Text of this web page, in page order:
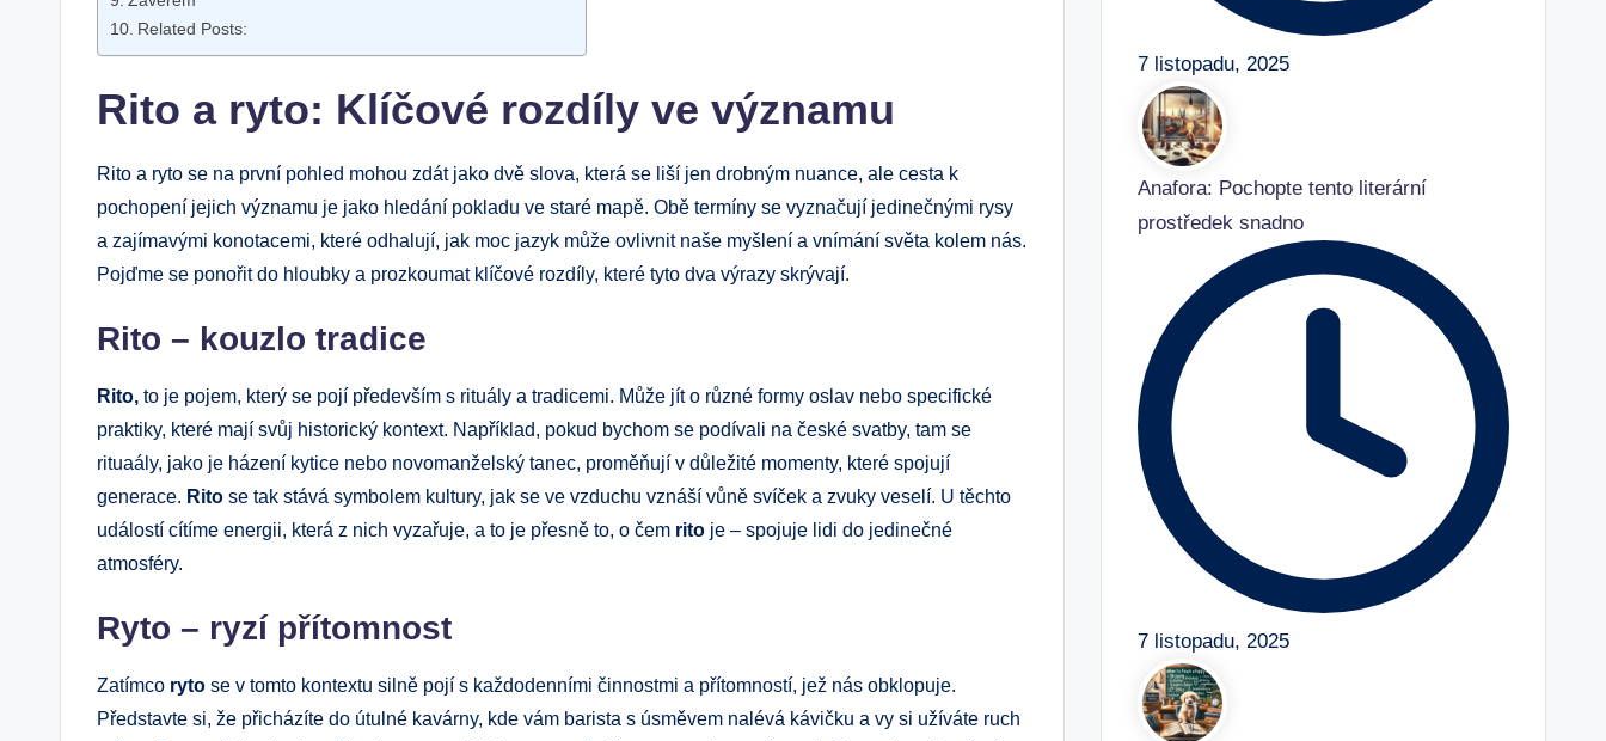
Related Posts:
Rito a ryto: Klíčové rozdíly ve významu
Rito a ryto se na první pohled mohou zdát jako dvě slova, která se liší jen drobným nuance, ale cesta k
pochopení jejich významu je jako hledání pokladu ve staré mapě. Obě termíny se vyznačují jedinečnými rysy
a zajímavými konotacemi, které odhalují, jak moc jazyk může ovlivnit naše myšlení a vnímání světa kolem nás.
Pojďme se ponořit do hloubky a prozkoumat klíčové rozdíly, které tyto dva výrazy skrývají.
Rito – kouzlo tradice
Rito, to je pojem, který se pojí především s rituály a tradicemi. Může jít o různé formy oslav nebo specifické
praktiky, které mají svůj historický kontext. Například, pokud bychom se podívali na české svatby, tam se
rituaály, jako je házení kytice nebo novomanželský tanec, proměňují v důležité momenty, které spojují
generace. Rito se tak stává symbolem kultury, jak se ve vzduchu vznáší vůně svíček a zvuky veselí. U těchto
událostí cítíme energii, která z nich vyzařuje, a to je přesně to, o čem rito je – spojuje lidi do jedinečné
atmosféry.
Ryto – ryzí přítomnost
Zatímco ryto se v tomto kontextu silně pojí s každodenními činnostmi a přítomností, jež nás obklopuje.
Představte si, že přicházíte do útulné kavárny, kde vám barista s úsměvem nalévá kávičku a vy si užíváte ruch
7 listopadu, 2025
Anafora: Pochopte tento literární
prostředek snadno
7 listopadu, 2025